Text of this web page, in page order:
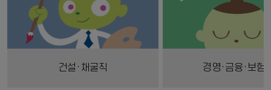
건설·채굴직 경영·금융·보험